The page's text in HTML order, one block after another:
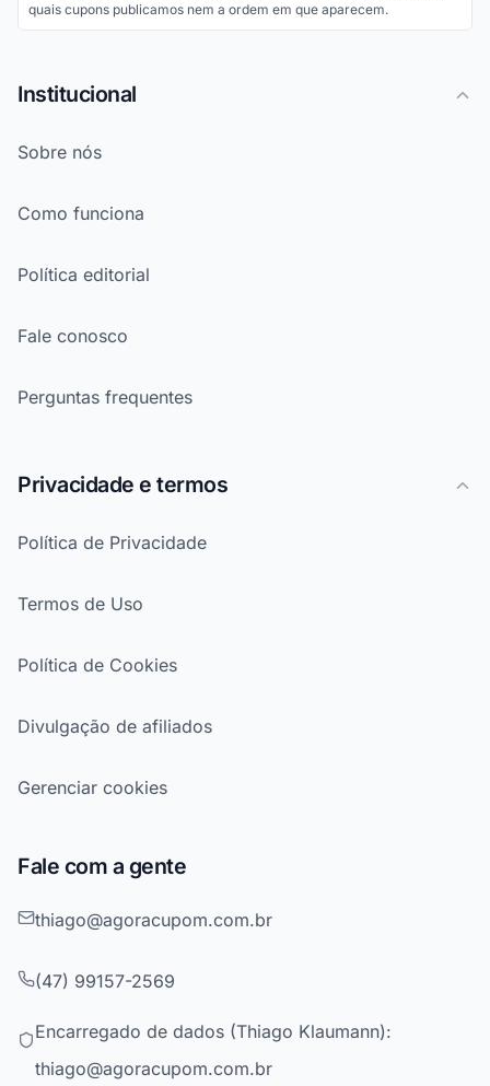
quais cupons publicamos nem a ordem em que aparecem.
Institucional
Sobre nós
Como funciona
Política editorial
Fale conosco
Perguntas frequentes
Privacidade e termos
Política de Privacidade
Termos de Uso
Política de Cookies
Divulgação de afiliados
Gerenciar cookies
Fale com a gente
thiago@agoracupom.com.br
(47) 99157-2569
Encarregado de dados (Thiago Klaumann):
thiago@agoracupom.com.br